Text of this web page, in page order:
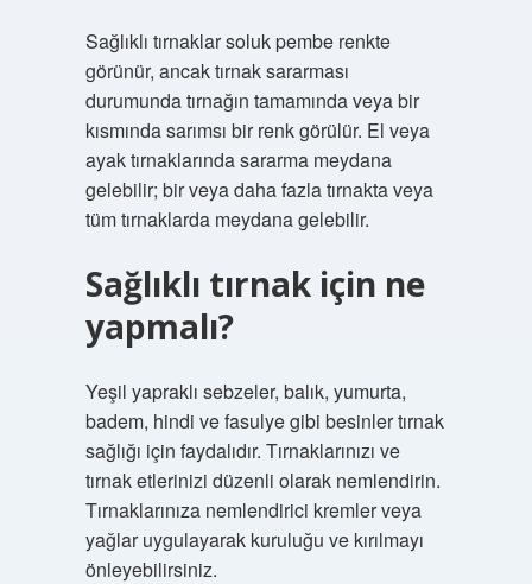
Sağlıklı tırnaklar soluk pembe renkte
görünür, ancak tırnak sararması
durumunda tırnağın tamamında veya bir
kısmında sarımsı bir renk görülür. El veya
ayak tırnaklarında sararma meydana
gelebilir; bir veya daha fazla tırnakta veya
tüm tırnaklarda meydana gelebilir.
Sağlıklı tırnak için ne
yapmalı?
Yeşil yapraklı sebzeler, balık, yumurta,
badem, hindi ve fasulye gibi besinler tırnak
sağlığı için faydalıdır. Tırnaklarınızı ve
tırnak etlerinizi düzenli olarak nemlendirin.
Tırnaklarınıza nemlendirici kremler veya
yağlar uygulayarak kuruluğu ve kırılmayı
önleyebilirsiniz.